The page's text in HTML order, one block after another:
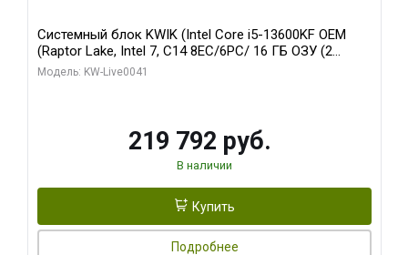
Системный блок KWIK (Intel Core i5-13600KF OEM
(Raptor Lake, Intel 7, C14 8EC/6PC/ 16 ГБ ОЗУ (2
модуля)/ Palit RTX5080 GAMINGPRO OC 16GB GDDR7
Модель: KW-Live0041
219 792 руб.
В наличии
Купить
Подробнее